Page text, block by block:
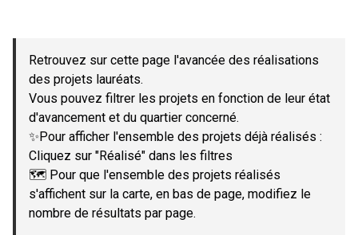
−
Retrouvez sur cette page l'avancée des réalisations
des projets lauréats.
Vous pouvez filtrer les projets en fonction de leur état
d'avancement et du quartier concerné.
✨Pour afficher l'ensemble des projets déjà réalisés :
Cliquez sur "Réalisé" dans les filtres
🗺️ Pour que l'ensemble des projets réalisés
s'affichent sur la carte, en bas de page, modifiez le
nombre de résultats par page.